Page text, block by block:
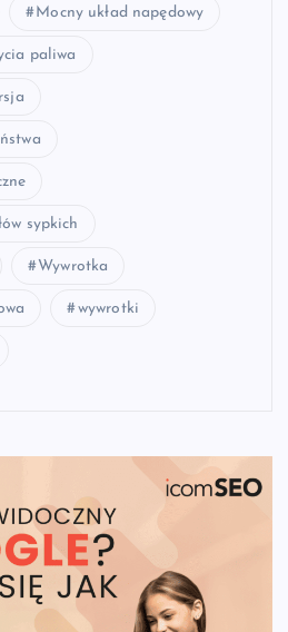
Mocny układ napędowy
paliwa
sypkich
Wywrotka
wywrotki